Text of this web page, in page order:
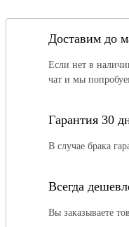
Доставим до
Если нет в
чат и мы
Гарантия 30
В случае брака
Всегда
Вы заказываете